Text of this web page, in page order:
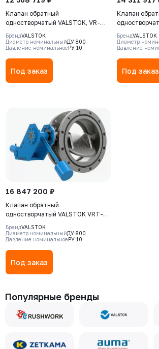
Клапан обратный
одностворчатый VALSTOK, VR-
221-02-0800-PN10-CW-M,
DN0800 PN10, корпус - CF8M,
диск - CF8M, уплотнение - Metal,
М/Ф, противовес
БрендVALSTOK
Диаметр номинальныйДУ 800
Давление номинальноеРУ 10
Под заказ
Клапан
221-02-
DN0800
диск - CF8M,
Ф/Ф,
БрендVALSTOK
Диаметр
Давление
Под заказ
16 847 200 ₽
Клапан обратный
одностворчатый VALSTOK VRT-
221-02-0800-PN10-CW-HSA-M,
DN0800 PN10, корпус - CF8M,
диск - CF8M, уплотнение - Metal,
Ф/Ф, противовес,
гидроамортизатор
БрендVALSTOK
Диаметр номинальныйДУ 800
Давление номинальноеРУ 10
Под заказ
Популярные бренды